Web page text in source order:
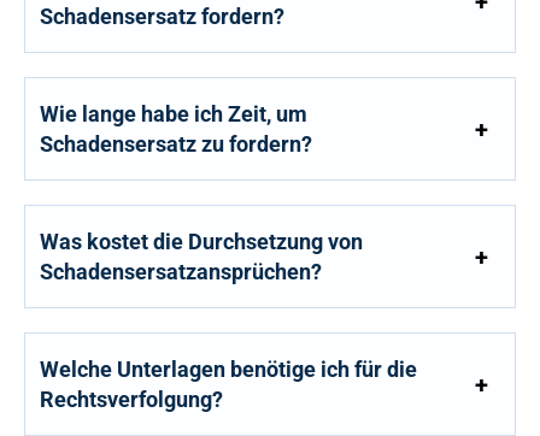
Schadensersatz fordern?
Wie lange habe ich Zeit, um
Schadensersatz zu fordern?
Was kostet die Durchsetzung von
Schadensersatzansprüchen?
Welche Unterlagen benötige ich für die
Rechtsverfolgung?